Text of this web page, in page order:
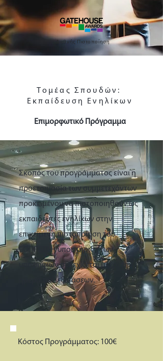
Διεθνής Πιστοποίηση
Τομέας Σπουδών:
Εκπαίδευση Ενηλίκων
Επιμορφωτικό Πρόγραμμα
Σκοπός του προγράμματος είναι η
προετοιμασία των συμμετεχόντων
προκειμένου να πιστοποιηθούν ως
εκπαιδευτές ενηλίκων στην
επικείμενη πιστοποίηση του
ΕΟΠΠΕΠ. Η υποστήριξη των
υποψηφίων συνεχίζεται μέχρι την
ημέρα των εξετάσεων.
Κόστος Προγράμματος: 100€